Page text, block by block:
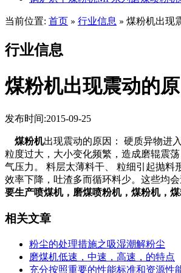
当前位置: 首页 » 行业信息 » 煤粉机出现
行业信息
煤粉机出现震动的
发布时间:2015-09-25
煤粉机出现震动的原因： 硬质异物进入
粒度过大，大小变化频繁，造成磨辊震
气压力。 料层太薄料干、 粒细引起抛料
效率下降，吐渣多
要生产喷煤机，磨煤喷粉机，煤粉机，
相关文章
粉尘的处理措施之吸湿潮解粉尘
磨煤机低速，中速，高速，的特点
充分按照重要的性能标准和资源性